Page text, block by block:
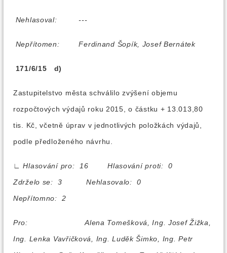
Nehlasoval: ---
Nepřítomen: Ferdinand Šopík, Josef Bernátek
171/6/15 d)
Zastupitelstvo města schválilo zvýšení objemu
rozpočtových výdajů roku 2015, o částku + 13.013,80
tis. Kč, včetně úprav v jednotlivých položkách výdajů,
podle předloženého návrhu.
∟
Hlasování pro: 16 Hlasování proti: 0
Zdrželo se: 3 Nehlasovalo: 0
Nepřítomno: 2
Pro:
Alena Tomešková, Ing. Josef Žižka,
Ing. Lenka Vavřičková, Ing. Luděk Šimko, Ing. Petr